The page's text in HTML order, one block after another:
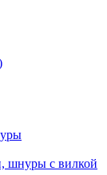
шнуры с вилкой